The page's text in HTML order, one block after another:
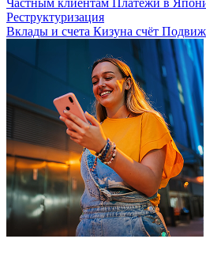
Частным клиентам Платежи в
Реструктуризация
Вклады и счета Кизуна счёт